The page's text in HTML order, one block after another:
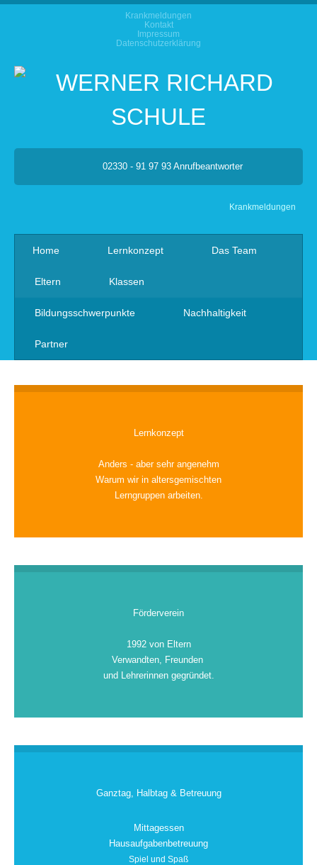
Krankmeldungen
Kontakt
Impressum
Datenschutzerklärung
02330 - 91 97 93 Anrufbeantworter
Krankmeldungen
Home Lernkonzept Das Team
Eltern Klassen
Bildungsschwerpunkte Nachhaltigkeit
Partner
Lernkonzept
Anders - aber sehr angenehm
Warum wir in altersgemischten
Lerngruppen arbeiten.
Förderverein
1992 von Eltern
Verwandten, Freunden
und Lehrerinnen gegründet.
Ganztag, Halbtag & Betreuung
Mittagessen
Hausaufgabenbetreuung
Spiel und Spaß